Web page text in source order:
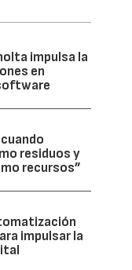
impulsa la
en
residuos y
recursos”
impulsar la